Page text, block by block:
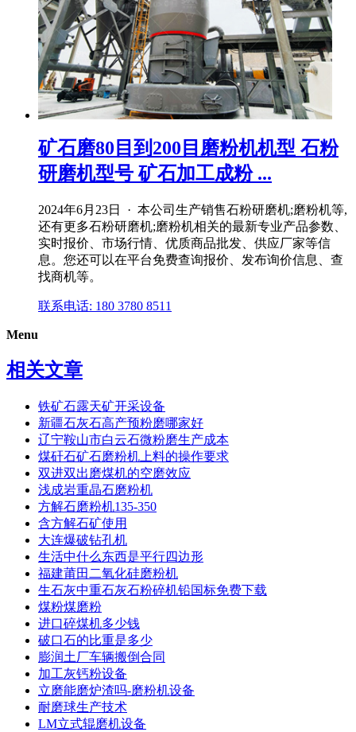
矿石磨80目到200目磨粉机机型 石粉
研磨机型号 矿石加工成粉 ...
2024年6月23日 · 本公司生产销售石粉研磨机;磨粉机等,
还有更多石粉研磨机;磨粉机相关的最新专业产品参数、
实时报价、市场行情、优质商品批发、供应厂家等信
息。您还可以在平台免费查询报价、发布询价信息、查
找商机等。
联系电话: 180 3780 8511
Menu
相关文章
铁矿石露天矿开采设备
新疆石灰石高产预粉磨哪家好
辽宁鞍山市白云石微粉磨生产成本
煤矸石矿石磨粉机上料的操作要求
双进双出磨煤机的空磨效应
浅成岩重晶石磨粉机
方解石磨粉机135-350
含方解石矿使用
大连爆破钻孔机
生活中什么东西是平行四边形
福建莆田二氧化硅磨粉机
生石灰中重石灰石粉碎机铅国标免费下载
煤粉煤磨粉
进口碎煤机多少钱
破口石的比重是多少
膨润土厂车辆搬倒合同
加工灰钙粉设备
立磨能磨炉渣吗-磨粉机设备
耐磨球生产技术
LM立式辊磨机设备